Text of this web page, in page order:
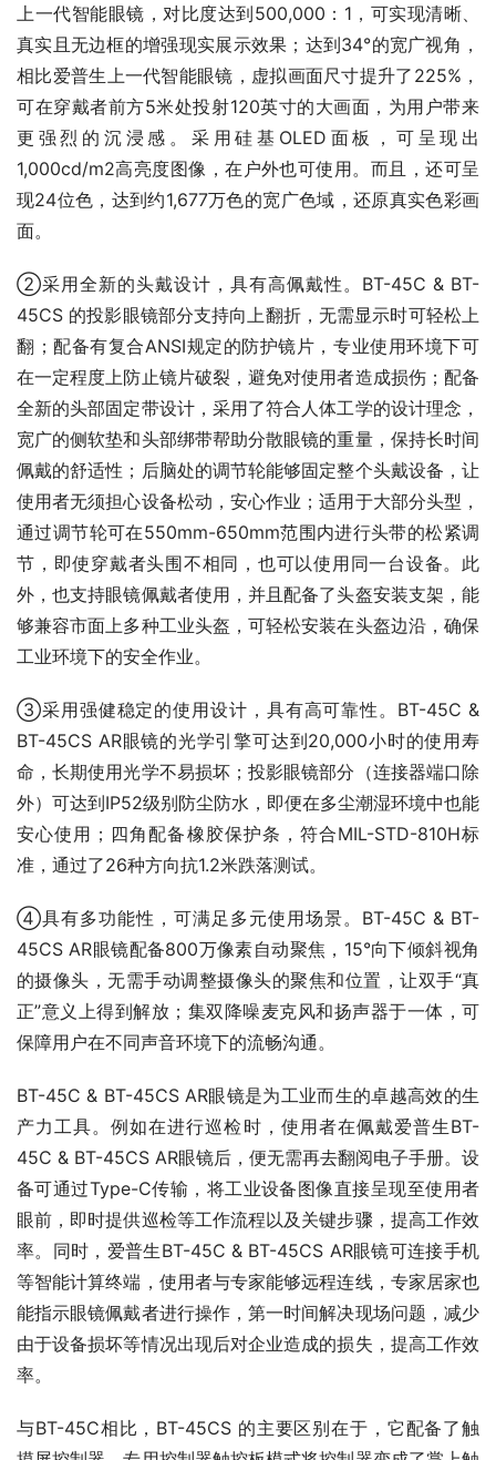
上一代智能眼镜，对比度达到500,000：1，可实现清晰、
真实且无边框的增强现实展示效果；达到34°的宽广视角，
相比爱普生上一代智能眼镜，虚拟画面尺寸提升了225%，
可在穿戴者前方5米处投射120英寸的大画面，为用户带来
更强烈的沉浸感。采用硅基OLED面板，可呈现出
1,000cd/m2高亮度图像，在户外也可使用。而且，还可呈
现24位色，达到约1,677万色的宽广色域，还原真实色彩画
面。
②采用全新的头戴设计，具有高佩戴性。BT-45C & BT-
45CS 的投影眼镜部分支持向上翻折，无需显示时可轻松上
翻；配备有复合ANSI规定的防护镜片，专业使用环境下可
在一定程度上防止镜片破裂，避免对使用者造成损伤；配备
全新的头部固定带设计，采用了符合人体工学的设计理念，
宽广的侧软垫和头部绑带帮助分散眼镜的重量，保持长时间
佩戴的舒适性；后脑处的调节轮能够固定整个头戴设备，让
使用者无须担心设备松动，安心作业；适用于大部分头型，
通过调节轮可在550mm-650mm范围内进行头带的松紧调
节，即使穿戴者头围不相同，也可以使用同一台设备。此
外，也支持眼镜佩戴者使用，并且配备了头盔安装支架，能
够兼容市面上多种工业头盔，可轻松安装在头盔边沿，确保
工业环境下的安全作业。
③采用强健稳定的使用设计，具有高可靠性。BT-45C &
BT-45CS AR眼镜的光学引擎可达到20,000小时的使用寿
命，长期使用光学不易损坏；投影眼镜部分（连接器端口除
外）可达到IP52级别防尘防水，即便在多尘潮湿环境中也能
安心使用；四角配备橡胶保护条，符合MIL-STD-810H标
准，通过了26种方向抗1.2米跌落测试。
④具有多功能性，可满足多元使用场景。BT-45C & BT-
45CS AR眼镜配备800万像素自动聚焦，15°向下倾斜视角
的摄像头，无需手动调整摄像头的聚焦和位置，让双手“真
正”意义上得到解放；集双降噪麦克风和扬声器于一体，可
保障用户在不同声音环境下的流畅沟通。
BT-45C & BT-45CS AR眼镜是为工业而生的卓越高效的生
产力工具。例如在进行巡检时，使用者在佩戴爱普生BT-
45C & BT-45CS AR眼镜后，便无需再去翻阅电子手册。设
备可通过Type-C传输，将工业设备图像直接呈现至使用者
眼前，即时提供巡检等工作流程以及关键步骤，提高工作效
率。同时，爱普生BT-45C & BT-45CS AR眼镜可连接手机
等智能计算终端，使用者与专家能够远程连线，专家居家也
能指示眼镜佩戴者进行操作，第一时间解决现场问题，减少
由于设备损坏等情况出现后对企业造成的损失，提高工作效
率。
与BT-45C相比，BT-45CS 的主要区别在于，它配备了触